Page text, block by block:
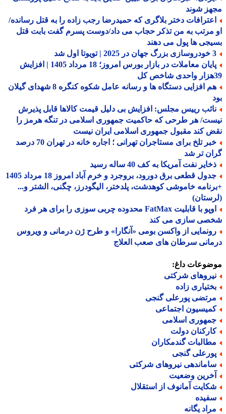
شوند
دختر بلاگری که حمیدرضا رجب زاده را به قتل رسانده/
مرتب به من تذکر حجاب می داد/دوست پسرم گفت بابت قتل
ها پول می دهند
پایان معاملات در بازار بورس امروز؛ 18 مرداد 1405 | افزایش
هم افزایی دستگاه ها و رسانه عامل شکوه کنگره 8 شهدای گیلان
رییس مجلس: افزایش بی دلیل قیمت کالاها قابل پذیرش
هر طرحی که حاکمیت جمهوری اسلامی در تنگه هرمز را
کند مقبول جمهوری اسلامی ایران نیست
خبر تلخ برای مستاجران تهرانی ؛ اجاره خانه در تهران 70 درصد
تر شد
نفت آمریکا به کف 40 ساله رسید
جدول قطعی برق دورود، بروجرد و خرم آباد امروز 18 مرداد 1405
خاموشی کوهدشت، پلدختر، الیگودرز، چگنی، الشتر و...
اوپو با قابلیت FatMax محدوده چربی سوزی را برای هر فرد
سازی می کند
از واکسن بومی «آنگارا» و طرح ژن درمانی و ویروس
سرطان های صعب العلاج
داغ:
شرکتی
زاده
پورعلی گنجی
اجتماعی
اسلامی
دولت
گندمکاران
گنجی
نیروهای شرکتی
وضعیت
آمانوف از استقلال
یگانه